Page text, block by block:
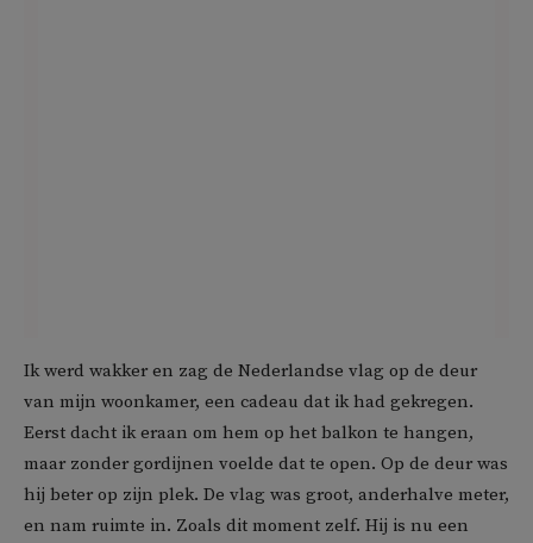
Ik werd wakker en zag de Nederlandse vlag op de deur
van mijn woonkamer, een cadeau dat ik had gekregen.
Eerst dacht ik eraan om hem op het balkon te hangen,
maar zonder gordijnen voelde dat te open. Op de deur was
hij beter op zijn plek. De vlag was groot, anderhalve meter,
en nam ruimte in. Zoals dit moment zelf. Hij is nu een